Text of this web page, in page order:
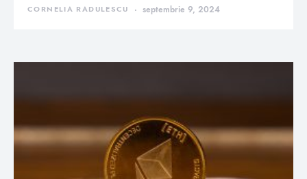
CORNELIA RADULESCU septembrie 9, 2024